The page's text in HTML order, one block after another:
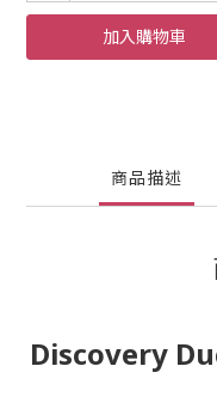
加入購物車
商品描述
Discovery